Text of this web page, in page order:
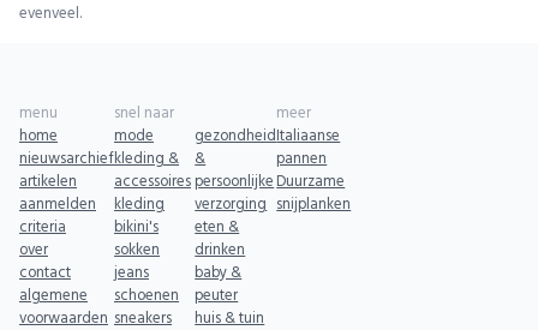
evenveel.
menu
home
nieuwsarchief
artikelen
aanmelden
criteria
over
contact
algemene
voorwaarden
snel naar
mode
kleding &
accessoires
kleding
bikini's
sokken
jeans
schoenen
sneakers
gezondheid
&
persoonlijke
verzorging
eten &
drinken
baby &
peuter
huis & tuin
meer
Italiaanse
pannen
Duurzame
snijplanken